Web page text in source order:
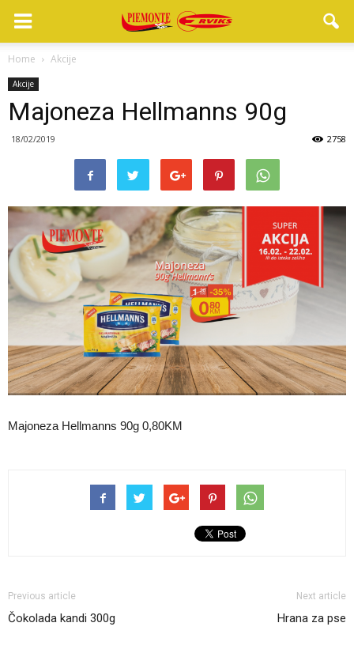
Home Akcije
Akcije
Majoneza Hellmanns 90g
18/02/2019 2758
Majoneza Hellmanns 90g 0,80KM
Previous article
Čokolada kandi 300g
Next article
Hrana za pse